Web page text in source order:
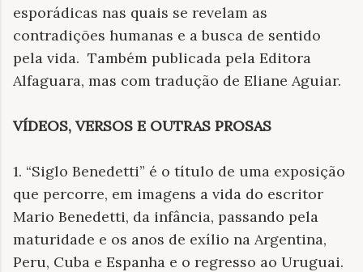
esporádicas nas quais se revelam as
contradições humanas e a busca de sentido
pela vida. Também publicada pela Editora
Alfaguara, mas com tradução de Eliane Aguiar.
VÍDEOS, VERSOS E OUTRAS PROSAS
1. “Siglo Benedetti” é o título de uma exposição
que percorre, em imagens a vida do escritor
Mario Benedetti, da infância, passando pela
maturidade e os anos de exílio na Argentina,
Peru, Cuba e Espanha e o regresso ao Uruguai.